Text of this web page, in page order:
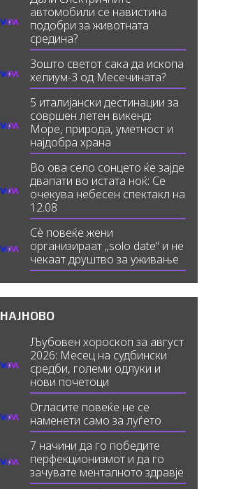
автомобили се навистина
подобри за животната
средина?
Зошто светот сака да ископа
хелиум-3 од Месечината?
5 италијански дестинации за
совршен летен викенд:
Море, природа, уметност и
најдобра храна
Во ова село сонцето ќе зајде
двапати во истата ноќ: Се
очекува небесен спектакл на
12.08
Сè повеќе жени
организираат „solo date“ и не
чекаат друштво за уживање
НАЈНОВО
Љубовен хороскоп за август
2026: Месец на судбински
средби, големи одлуки и
нови почетоци
Огласите повеќе не се
наменети само за луѓето
7 начини да го победите
перфекционизмот и да го
зачувате менталното здравје